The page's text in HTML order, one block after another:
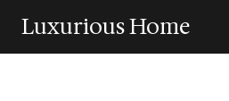
Luxurious Home